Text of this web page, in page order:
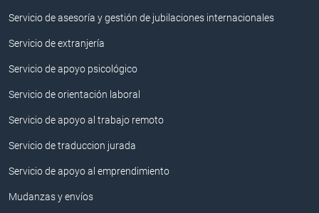
Servicio de asesoría y gestión de jubilaciones internacionales
Servicio de extranjería
Servicio de apoyo psicológico
Servicio de orientación laboral
Servicio de apoyo al trabajo remoto
Servicio de traduccion jurada
Servicio de apoyo al emprendimiento
Mudanzas y envíos